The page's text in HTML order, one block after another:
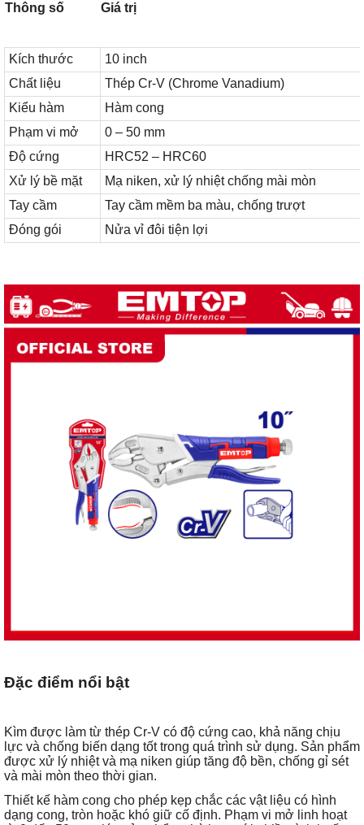
Thông số Giá trị
Kích thước
10 inch
Chất liệu
Thép Cr-V (Chrome Vanadium)
Kiểu hàm
Hàm cong
Phạm vi mở
0 – 50 mm
Độ cứng
HRC52 – HRC60
Xử lý bề mặt
Mạ niken, xử lý nhiệt chống mài mòn
Tay cầm
Tay cầm mềm ba màu, chống trượt
Đóng gói
Nửa vỉ đôi tiện lợi
Đặc điểm nổi bật
Kìm được làm từ thép Cr-V có độ cứng cao, khả năng chịu
lực và chống biến dạng tốt trong quá trình sử dụng. Sản phẩm
được xử lý nhiệt và mạ niken giúp tăng độ bền, chống gỉ sét
và mài mòn theo thời gian.
Thiết kế hàm cong cho phép kẹp chắc các vật liệu có hình
dạng cong, tròn hoặc khó giữ cố định. Phạm vi mở linh hoạt